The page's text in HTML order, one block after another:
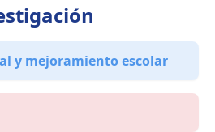
y mejoramiento escolar